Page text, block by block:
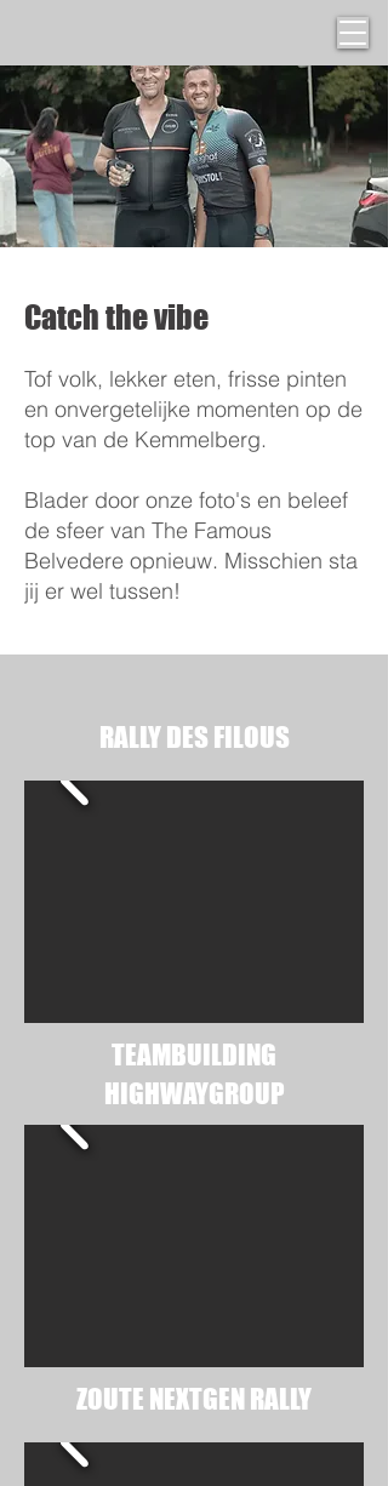
Catch the vibe
Tof volk, lekker eten, frisse pinten
en onvergetelijke momenten op de
top van de Kemmelberg.
Blader door onze foto's en beleef
de sfeer van The Famous
Belvedere opnieuw. Misschien sta
jij er wel tussen!
RALLY DES FILOUS
TEAMBUILDING
HIGHWAYGROUP
ZOUTE NEXTGEN RALLY